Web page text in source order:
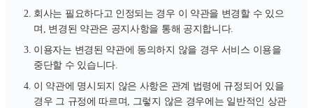
회사는 필요하다고 인정되는 경우 이 약관을 변경할 수 있으
며, 변경된 약관은 공지사항을 통해 공지합니다.
이용자는 변경된 약관에 동의하지 않을 경우 서비스 이용을
중단할 수 있습니다.
이 약관에 명시되지 않은 사항은 관계 법령에 규정되어 있을
경우 그 규정에 따르며, 그렇지 않은 경우에는 일반적인 상관